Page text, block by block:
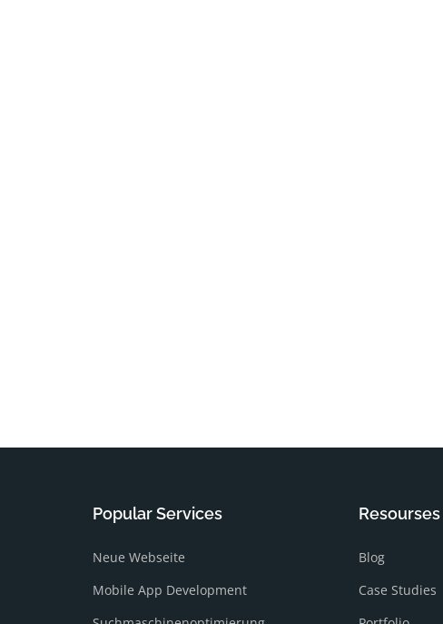
Popular Services
Neue Webseite
Mobile App Development
Resourses
Blog
Case Studies